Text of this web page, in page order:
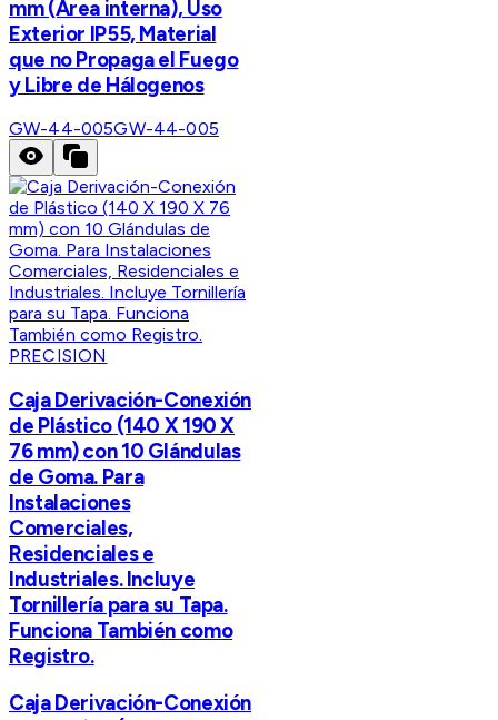
mm (Área interna), Uso
Exterior IP55, Material
que no Propaga el Fuego
y Libre de Hálogenos
GW-44-005GW-44-005
PRECISION
Caja Derivación-Conexión
de Plástico (140 X 190 X
76 mm) con 10 Glándulas
de Goma. Para
Instalaciones
Comerciales,
Residenciales e
Industriales. Incluye
Tornillería para su Tapa.
Funciona También como
Registro.
Caja Derivación-Conexión